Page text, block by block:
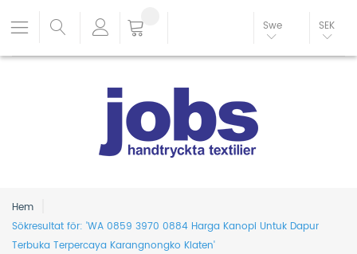
Swe SEK
Hem
Sökresultat för: 'WA 0859 3970 0884 Harga Kanopi Untuk Dapur
Terbuka Terpercaya Karangnongko Klaten'